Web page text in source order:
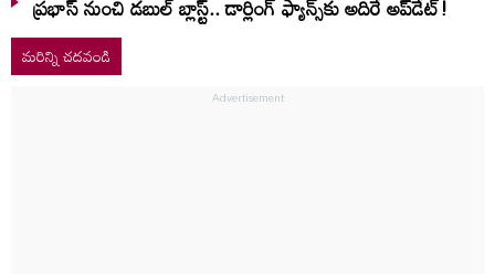
మరిన్ని చదవండి